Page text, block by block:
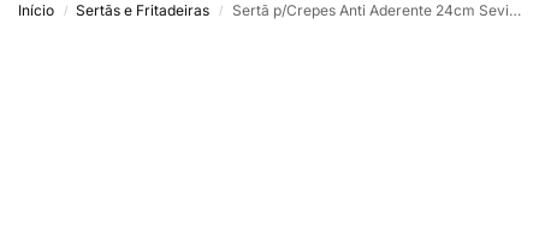
Início / Sertãs e Fritadeiras / Sertã p/Crepes Anti Aderente 24cm Sevilha